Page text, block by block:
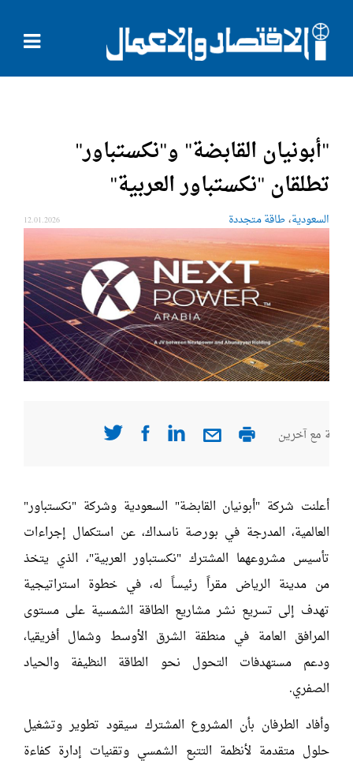
"أبونيان القابضة" و"نكستباور"
تطلقان "نكستباور العربية"
السعودية،طاقة متجددة 12.01.2026
مع آخرين
أعلنت شركة "أبونيان القابضة" السعودية وشركة "نكستباور"
العالمية، المدرجة في بورصة ناسداك، عن استكمال إجراءات
تأسيس مشروعهما المشترك "نكستباور العربية"، الذي يتخذ
من مدينة الرياض مقراً رئيساً له، في خطوة استراتيجية
تهدف إلى تسريع نشر مشاريع الطاقة الشمسية على مستوى
المرافق العامة في منطقة الشرق الأوسط وشمال أفريقيا،
ودعم مستهدفات التحول نحو الطاقة النظيفة والحياد
الصفري.
وأفاد الطرفان بأن المشروع المشترك سيقود تطوير وتشغيل
حلول متقدمة لأنظمة التتبع الشمسي وتقنيات إدارة كفاءة